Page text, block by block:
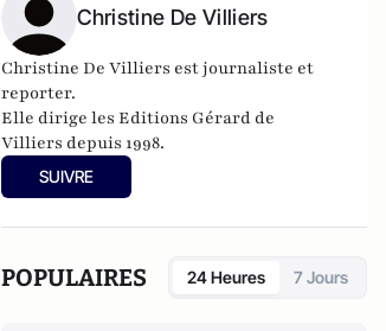
Christine De Villiers
Christine De Villiers est journaliste et
reporter.
Elle dirige lesEditions Gérard de
Villiers depuis 1998.
SUIVRE
POPULAIRES 24 Heures 7 Jours